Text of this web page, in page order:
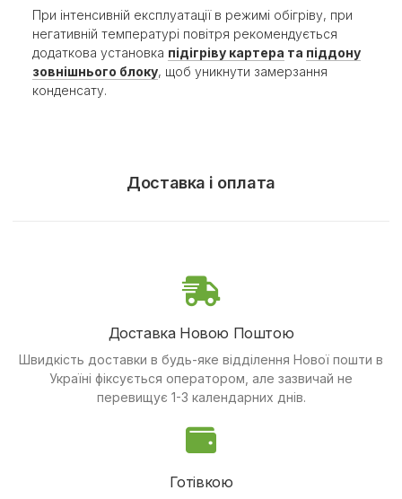
При інтенсивній експлуатації в режимі обігріву, при
негативній температурі повітря рекомендується
додаткова установка підігріву картера та піддону
зовнішнього блоку, щоб уникнути замерзання
конденсату.
Доставка і оплата
Доставка Новою Поштою
Швидкість доставки в будь-яке відділення Нової пошти в
Україні фіксується оператором, але зазвичай не
перевищує 1-3 календарних днів.
Готівкою